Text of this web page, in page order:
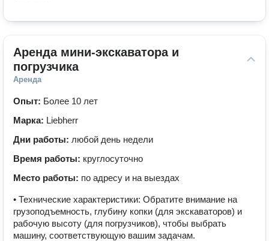
Аренда мини-экскаватора и
погрузчика
Аренда
Опыт: Более 10 лет
Марка: Liebherr
Дни работы: любой день недели
Время работы: круглосуточно
Место работы: по адресу и на выездах
• Технические характеристики: Обратите внимание на
грузоподъемность, глубину копки (для экскаваторов) и
рабочую высоту (для погрузчиков), чтобы выбрать
машину, соответствующую вашим задачам.